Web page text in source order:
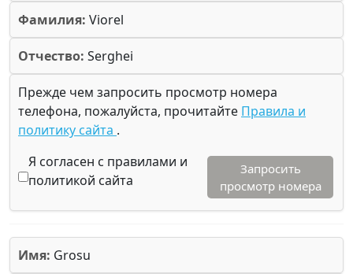
Фамилия: Viorel
Отчество: Serghei
Прежде чем запросить просмотр номера
телефона, пожалуйста, прочитайте Правила и
политику сайта .
Я согласен с правилами и
политикой сайта
Запросить
просмотр номера
Имя: Grosu